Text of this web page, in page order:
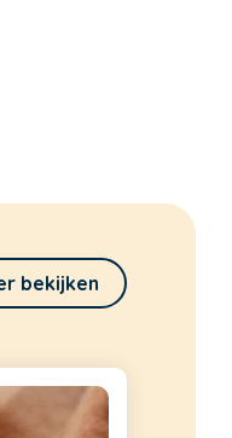
bekijken